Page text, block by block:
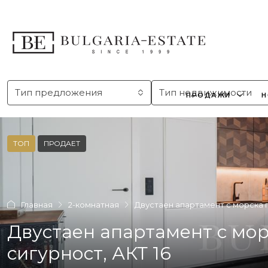
ПРОДАЖИ
Тип предложения Тип недвижимости
ТОП ПРОДАЕТ
Главная 2-комнатная Двустаен апартамент с морска
Двустаен апартамент с
сигурност, АКТ 16